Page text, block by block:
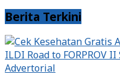
Berita Terkini
Advertorial